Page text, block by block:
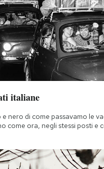
italiane
nero di come passavamo le
come ora, negli stessi posti e